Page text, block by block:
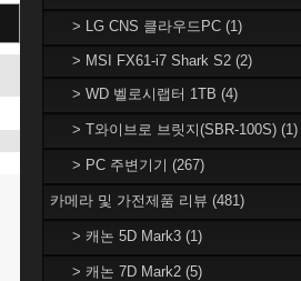
> LG CNS 클라우드PC (1)
> MSI FX61-i7 Shark S2 (2)
> WD 벨로시랩터 1TB (4)
> T와이브로 브릿지(SBR-100S) (1)
> PC 주변기기 (267)
카메라 및 가전제품 리뷰 (481)
> 캐논 5D Mark3 (1)
> 캐논 7D Mark2 (5)